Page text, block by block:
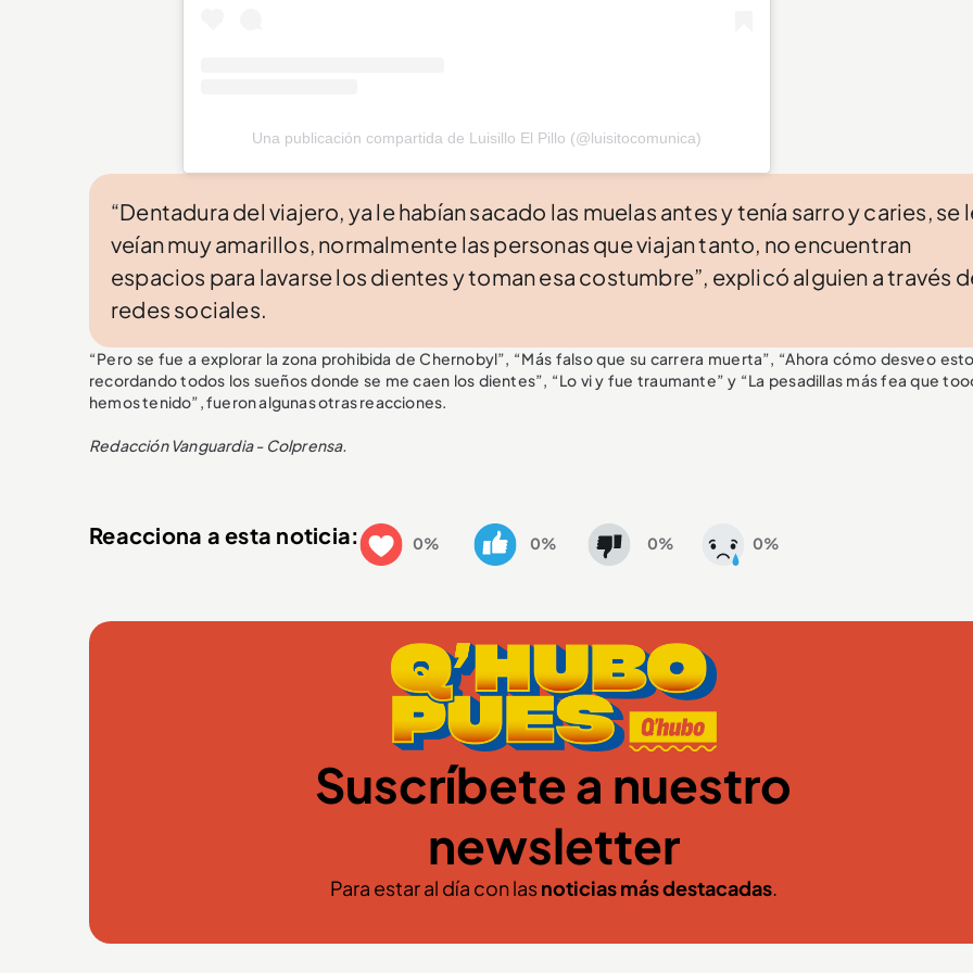
Una publicación compartida de Luisillo El Pillo (@luisitocomunica)
“Dentadura del viajero, ya le habían sacado las muelas antes y tenía sarro y caries, se
veían muy amarillos, normalmente las personas que viajan tanto, no encuentran
espacios para lavarse los dientes y toman esa costumbre”, explicó alguien a través
redes sociales.
“Pero se fue a explorar la zona prohibida de Chernobyl”, “Más falso que su carrera muerta”, “Ahora cómo desveo
recordando todos los sueños donde se me caen los dientes”, “Lo vi y fue traumante” y “La pesadillas más fea que
hemos tenido”, fueron algunas otras reacciones.
Redacción Vanguardia - Colprensa.
Reacciona a esta noticia: 0% 0% 0% 0%
Suscríbete a nuestro
newsletter
Para estar al día con lasnoticias más destacadas.